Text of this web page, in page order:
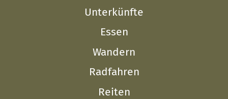
Unterkünfte
Essen
Wandern
Radfahren
Reiten